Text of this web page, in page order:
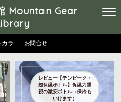
Mountain Gear
カラ お問合せ
レビュー【テンピーク・
超保温ボトル】保温力重
視の激安ボトル（保冷も
いけます）